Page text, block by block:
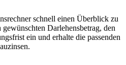
schnell einen Überblick zu
Darlehensbetrag, den
ein und erhalte die passenden